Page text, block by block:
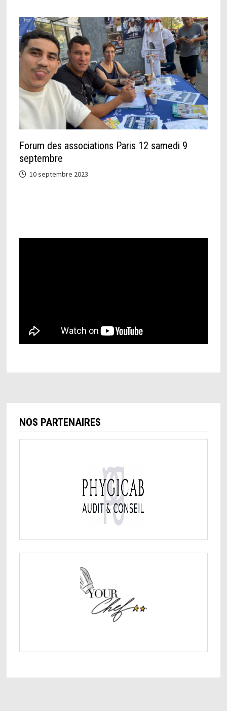
Forum des associations Paris 12 samedi 9
septembre
10 septembre 2023
NOS PARTENAIRES